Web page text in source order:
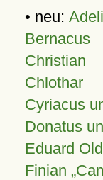
• neu:
Bernacus
Christian
Chlothar
Cyriacus
Donatus
Eduard
Finian